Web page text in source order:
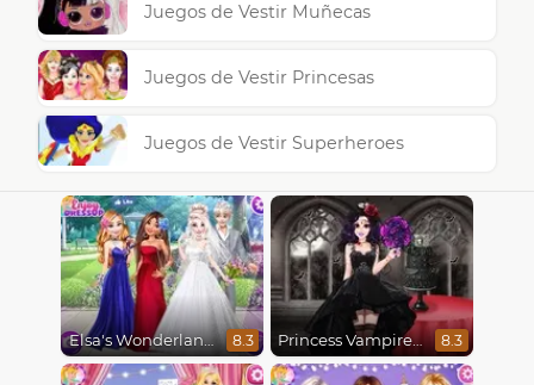
Juegos de Vestir Muñecas
Juegos de Vestir Princesas
Juegos de Vestir Superheroes
Elsa's Wonderland Wedding 8.3 Princess Vampire Wedding Makeover 8.3